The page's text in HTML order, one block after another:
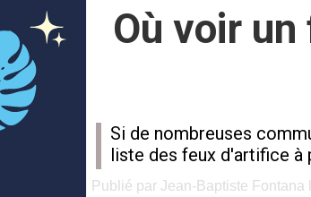
Où voir
Si de nombreuses
liste des feux d'artifice à
Publié par Jean-Baptiste